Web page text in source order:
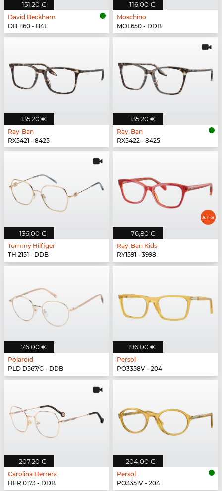
151,20 €
David Beckham
DB 1160 - B4L
116,00 €
Moschino
MOL650 - DDB
135,20 €
Ray-Ban
RX5421 - 8425
135,20 €
Ray-Ban
RX5422 - 8425
136,00 €
Tommy Hilfiger
TH 2151 - DDB
76,80 €
Ray-Ban Kids
RY1591 - 3998
76,00 €
Polaroid
PLD D567/G - DDB
196,00 €
Persol
PO3358V - 204
207,20 €
Carolina Herrera
HER 0173 - DDB
204,00 €
Persol
PO3351V - 204